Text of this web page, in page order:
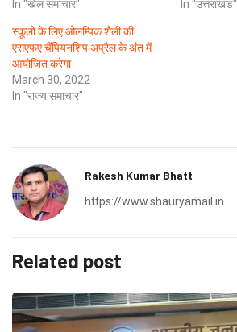
In "खेल समाचार"
In "उत्तराखंड"
स्कूलों के लिए ओलम्पिक शैली की
एसएफए चैंपियनशिप अप्रैल के अंत में
आयोजित करेगा
March 30, 2022
In "राज्य समाचार"
Rakesh Kumar Bhatt
https://www.shauryamail.in
Related post